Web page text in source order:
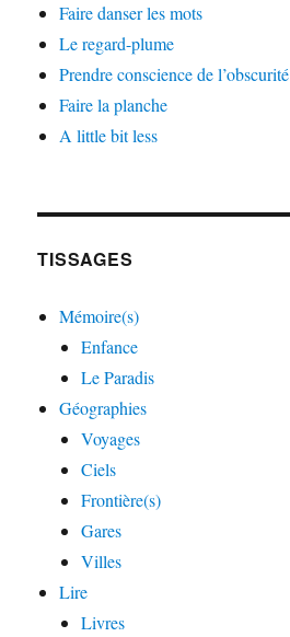
Faire danser les mots
Le regard-plume
Prendre conscience de l’obscurité
Faire la planche
A little bit less
TISSAGES
Mémoire(s)
Enfance
Le Paradis
Géographies
Voyages
Ciels
Frontière(s)
Gares
Villes
Lire
Livres